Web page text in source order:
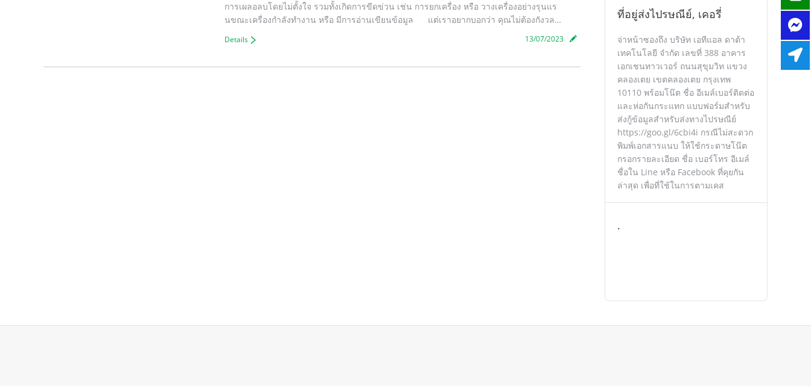
การเผลอลบโดยไม่ตั้งใจ รวมทั้งเกิดการขีดข่วน เช่น การยกเครื่อง หรือ วางเครื่องอย่างรุนแร
นขณะเครื่องกำลังทำงาน หรือ มีการอ่านเขียนข้อมูล แต่เราอยากบอกว่า คุณไม่ต้องกังวล…
13/07/2023
Details
ที่อยู่ส่งไปรษณีย์, เคอรี่
จ่าหน้าซองถึง บริษัท เอทีแอล ดาต้า
เทคโนโลยี จำกัด เลขที่ 388 อาคาร
เอกเชนทาวเวอร์ ถนนสุขุมวิท แขวง
คลองเตย เขตคลองเตย กรุงเทพ
10110 พร้อมโน๊ต ชื่อ อีเมล์เบอร์ติดต่อ
และห่อกันกระแทก แบบฟอร์มสำหรับ
ส่งกู้ข้อมูลสำหรับส่งทางไปรษณีย์
https://goo.gl/6cbi4i กรณีไม่สะดวก
พิมพ์เอกสารแนบ ให้ใช้กระดาษโน๊ต
กรอกรายละเอียด ชื่อ เบอร์โทร อีเมล์
ชื่อใน Line หรือ Facebook ที่คุยกัน
ล่าสุด เพื่อที่ใช้ในการตามเคส
.